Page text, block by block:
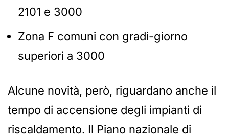
2101 e 3000
Zona F comuni con gradi-giorno
superiori a 3000
Alcune novità, però, riguardano anche il
tempo di accensione degli impianti di
riscaldamento. Il Piano nazionale di